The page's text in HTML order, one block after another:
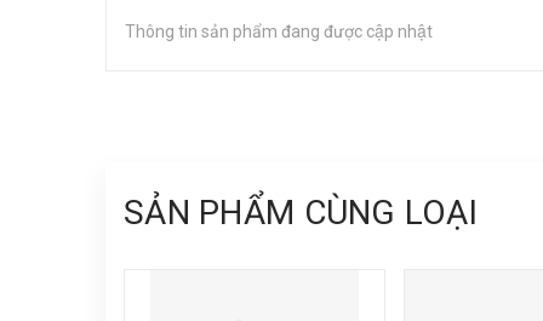
Thông tin sản phẩm đang được cập nhật
SẢN PHẨM CÙNG LOẠI